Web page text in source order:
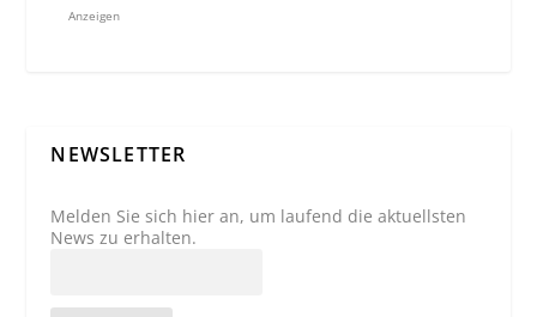
Anzeigen
NEWSLETTER
Melden Sie sich hier an, um laufend die aktuellsten
News zu erhalten.